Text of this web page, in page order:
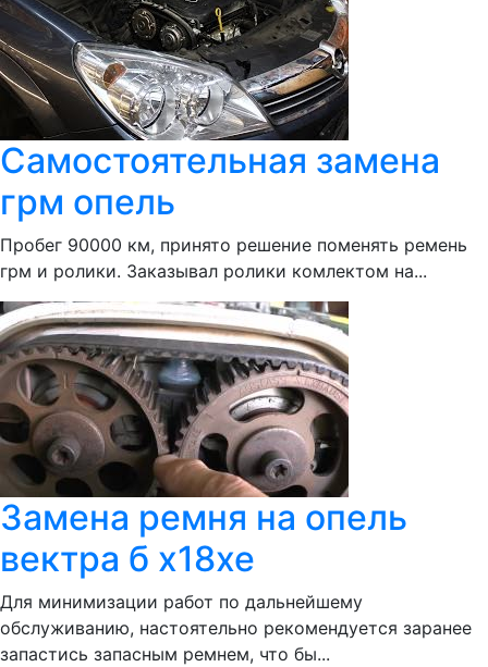
Самостоятельная замена
грм опель
Пробег 90000 км, принято решение поменять ремень
грм и ролики. Заказывал ролики комлектом на...
Замена ремня на опель
вектра б x18xe
Для минимизации работ по дальнейшему
обслуживанию, настоятельно рекомендуется заранее
запастись запасным ремнем, что бы...